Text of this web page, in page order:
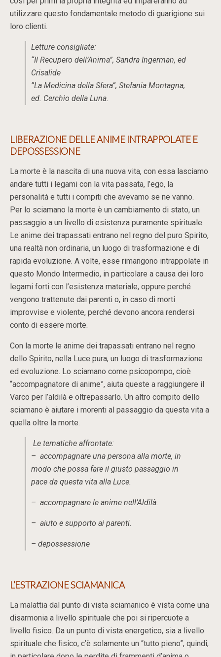
utilizzare questo fondamentale metodo di guarigione sui
loro clienti.
Letture consigliate:
“Il Recupero dell’Anima”, Sandra Ingerman, ed
Crisalide
“La Medicina della Sfera”, Stefania Montagna,
ed. Cerchio della Luna.
LIBERAZIONE DELLE ANIME INTRAPPOLATE E
DEPOSSESSIONE
La morte è la nascita di una nuova vita, con essa lasciamo
andare tutti i legami con la vita passata, l’ego, la
personalità e tutti i compiti che avevamo se ne vanno.
Per lo sciamano la morte è un cambiamento di stato, un
passaggio a un livello di esistenza puramente spirituale.
Le anime dei trapassati entrano nel regno del puro Spirito,
una realtà non ordinaria, un luogo di trasformazione e di
rapida evoluzione. A volte, esse rimangono intrappolate in
questo Mondo Intermedio, in particolare a causa dei loro
legami forti con l’esistenza materiale, oppure perché
vengono trattenute dai parenti o, in caso di morti
improvvise e violente, perché devono ancora rendersi
conto di essere morte.
Con la morte le anime dei trapassati entrano nel regno
dello Spirito, nella Luce pura, un luogo di trasformazione
ed evoluzione. Lo sciamano come psicopompo, cioè
“accompagnatore di anime”, aiuta queste a raggiungere il
Varco per l’aldilà e oltrepassarlo. Un altro compito dello
sciamano è aiutare i morenti al passaggio da questa vita a
quella oltre la morte.
Le tematiche affrontate:
– accompagnare una persona alla morte, in
modo che possa fare il giusto passaggio in
pace da questa vita alla Luce.
– accompagnare le anime nell’Aldilà.
– aiuto e supporto ai parenti.
– depossessione
L’ESTRAZIONE SCIAMANICA
La malattia dal punto di vista sciamanico è vista come una
disarmonia a livello spirituale che poi si ripercuote a
livello fisico. Da un punto di vista energetico, sia a livello
spirituale che fisico, c’è solamente un “tutto pieno”, quindi,